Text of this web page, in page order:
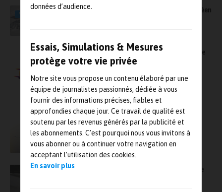
données d’audience.
Essais, Simulations & Mesures
protège votre vie privée
Notre site vous propose un contenu élaboré par une
équipe de journalistes passionnés, dédiée à vous
fournir des informations précises, fiables et
approfondies chaque jour. Ce travail de qualité est
soutenu par les revenus générés par la publicité et
les abonnements. C’est pourquoi nous vous invitons à
vous abonner ou à continuer votre navigation en
acceptant l’utilisation des cookies.
En savoir plus
Immersion au sein de BeCover, centre européen
VIDÉO
Comsol Days : rendez-vous le 15 juin pour une
journée dédiée à la modélisation dans
Boeing étend les essais en vol de
l’ecoDemonstrator pour accélérer dans le
développement de technologies durables
AFI KLM E&M sélectionne Exail pour fournir le